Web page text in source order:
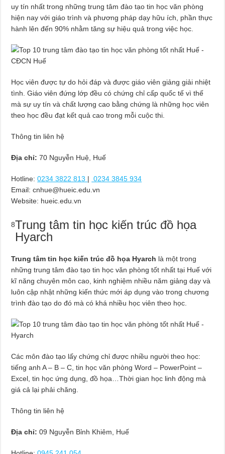
uy tín nhất trong những trung tâm đào tạo tin học văn phòng
hiện nay với giáo trình và phương pháp dạy hữu ích, phần thực
hành lên đến 90% nhằm tăng sự hiệu quả trong việc học.
Học viên được tự do hỏi đáp và được giáo viên giảng giải nhiệt
tình. Giáo viên đứng lớp đều có chứng chỉ cấp quốc tế vì thế
mà sự uy tín và chất lượng cao bằng chứng là những học viên
theo học đều đạt kết quả cao trong mỗi cuộc thi.
Thông tin liên hệ
Địa chỉ: 70 Nguyễn Huệ, Huế
Hotline: 0234 3822 813 | 0234 3845 934
Email: cnhue@hueic.edu.vn
Website: hueic.edu.vn
8Trung tâm tin học kiến trúc đồ họa
Hyarch
Trung tâm tin học kiến trúc đồ họa Hyarch là một trong
những trung tâm đào tạo tin học văn phòng tốt nhất tại Huế với
kĩ năng chuyên môn cao, kinh nghiệm nhiều năm giảng dạy và
luôn cập nhật những kiến thức mới áp dụng vào trong chương
trình đào tạo do đó mà có khá nhiều học viên theo học.
Các môn đào tạo lấy chứng chỉ được nhiều người theo học:
tiếng anh A – B – C, tin học văn phòng Word – PowerPoint –
Excel, tin học ứng dụng, đồ họa…Thời gian học linh động mà
giá cả lại phải chăng.
Thông tin liên hệ
Địa chỉ: 09 Nguyễn Bỉnh Khiêm, Huế